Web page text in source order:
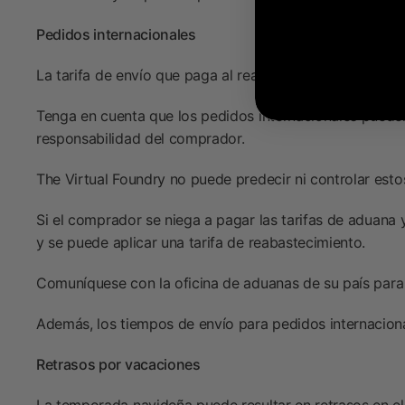
Pedidos internacionales
La tarifa de envío que paga al realizar el pedido es la
Tenga en cuenta que los pedidos internacionales
responsabilidad del comprador.
The Virtual Foundry no puede predecir ni controlar
Si el comprador se niega a pagar las tarifas de
y se puede aplicar una tarifa de reabastecimiento.
Comuníquese con la oficina de aduanas de su país
Además, los tiempos de envío para pedidos
Retrasos por vacaciones